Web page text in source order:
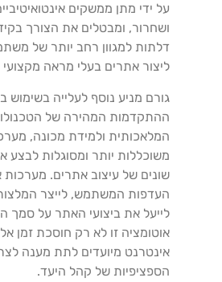
על ידי מתן ממשקים
ושחרור, ומבטלים את הצורך
דלתות למגוון רחב יותר של
ליצור אתרים בעלי מראה
גורם מניע נוסף לעלייה בשימוש
ההתקדמות המהירה של
המלאכותית ולמידת מכונה,
משוכללות יותר ומסוגלות לבצע
שונים של עיצוב אתרים. מערכות
העדפות המשתמש, לייצר
לייעל את ביצועי האתר על
אוטומציה זו לא רק חוסכת זמן
אינטרנט מיועדים לתת מענה
הספציפיות של קהל היעד.